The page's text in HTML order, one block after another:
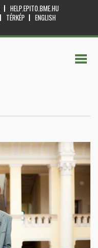
HELP.EPITO.BME.HU
TÉRKÉP
ENGLISH